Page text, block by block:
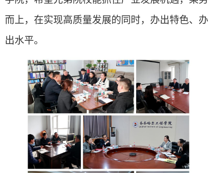
而上，在实现高质量发展的同时，办出特色、办
出水平。